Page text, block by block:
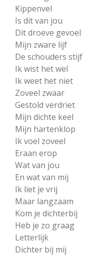
Kippenvel
Is dit van jou
Dit droeve gevoel
Mijn zware lijf
De schouders stijf
Ik wist het wel
Ik weet het niet
Zoveel zwaar
Gestold verdriet
Mijn dichte keel
Mijn hartenklop
Ik voel zoveel
Eraan erop
Wat van jou
En wat van mij
Ik liet je vrij
Maar langzaam
Kom je dichterbij
Heb je zo graag
Letterlijk
Dichter bij mij